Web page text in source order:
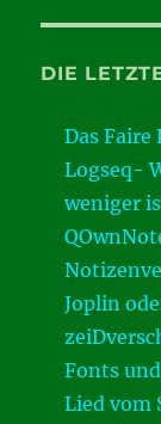
DIE
Das Faire
Logseq-
weniger
Joplin
Fonts
Lied vom